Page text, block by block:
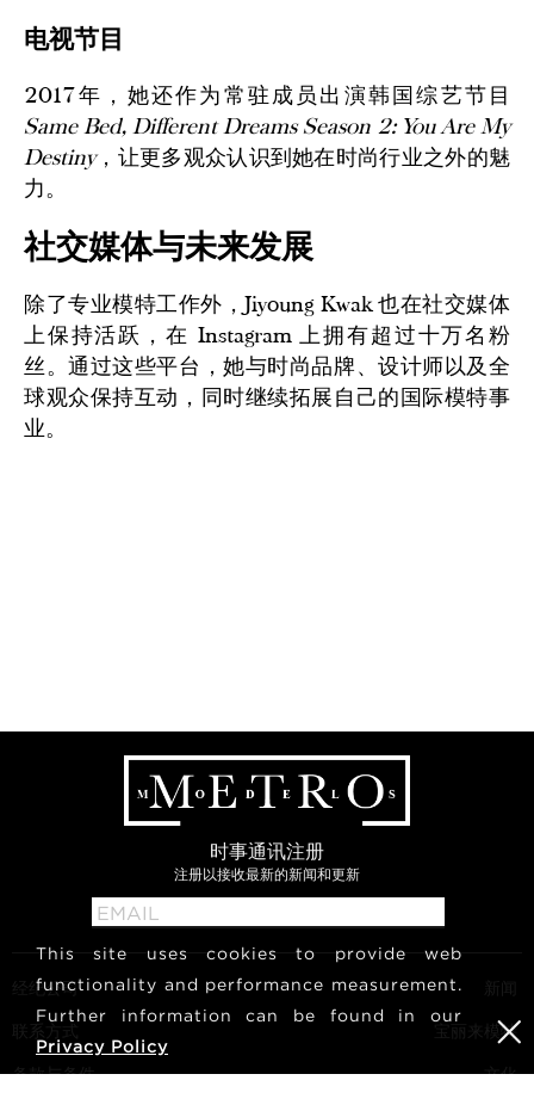
电视节目
2017年，她还作为常驻成员出演韩国综艺节目
Same Bed, Different Dreams Season 2: You Are My
Destiny，让更多观众认识到她在时尚行业之外的魅
力。
社交媒体与未来发展
除了专业模特工作外，Jiyoung Kwak 也在社交媒体
上保持活跃，在 Instagram 上拥有超过十万名粉
丝。通过这些平台，她与时尚品牌、设计师以及全
球观众保持互动，同时继续拓展自己的国际模特事
业。
时事通讯注册
注册以接收最新的新闻和更新
经纪公司
联系方式
条款与条件
宝丽来模特
文化
This site uses cookies to provide web
functionality and performance measurement.
Further information can be found in our
Privacy Policy